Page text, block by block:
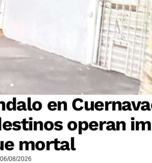
en
operan
mortal
06/08/2026